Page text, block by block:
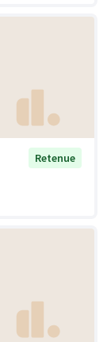
Retenue